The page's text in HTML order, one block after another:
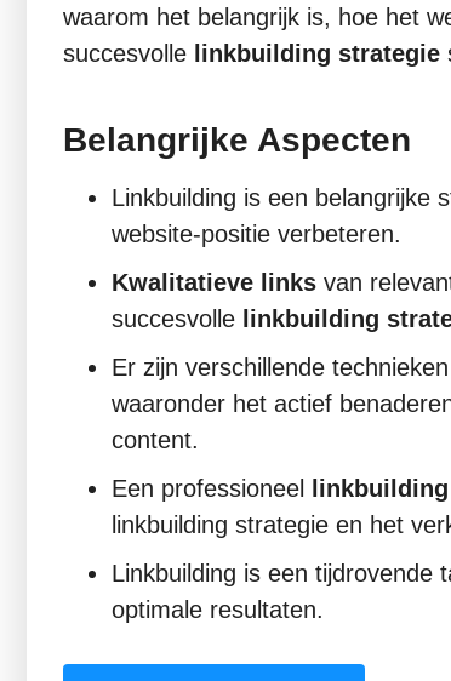
waarom het belangrijk is, hoe het
succesvolle linkbuilding strategie
Belangrijke Aspecten
Linkbuilding is een belangrijke
website-positie verbeteren.
Kwalitatieve links van
succesvolle linkbuilding
Er zijn verschillende
waaronder het actief
content.
Een professioneel
linkbuilding strategie en het
Linkbuilding is een tijdrovende
optimale resultaten.